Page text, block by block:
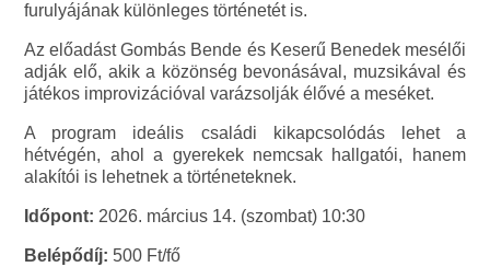
furulyájának különleges történetét is.
Az előadást Gombás Bende és Keserű Benedek mesélői
adják elő, akik a közönség bevonásával, muzsikával és
játékos improvizációval varázsolják élővé a meséket.
A program ideális családi kikapcsolódás lehet a
hétvégén, ahol a gyerekek nemcsak hallgatói, hanem
alakítói is lehetnek a történeteknek.
Időpont: 2026. március 14. (szombat) 10:30
Belépődíj: 500 Ft/fő